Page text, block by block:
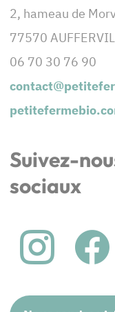
2, hameau de
77570
06 70 30 76 90
Suivez-
sociaux